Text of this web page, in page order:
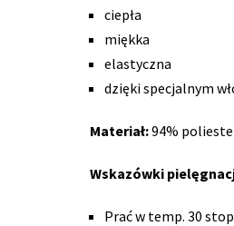
ciepła
miękka
elastyczna
dzięki specjalnym
Materiał:94%
Wskazówki
Prać w temp. 30